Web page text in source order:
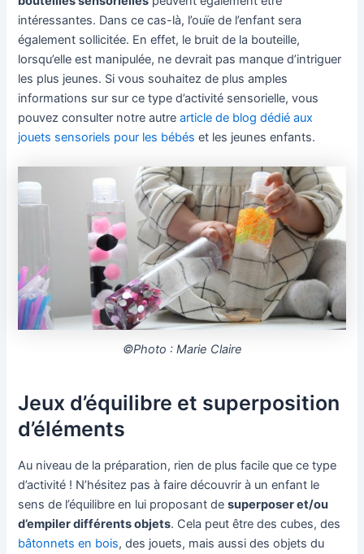
intéressantes. Dans ce cas-là, l’ouïe de l’enfant sera
également sollicitée. En effet, le bruit de la bouteille,
lorsqu’elle est manipulée, ne devrait pas manque d’intriguer
les plus jeunes. Si vous souhaitez de plus amples
informations sur sur ce type d’activité sensorielle, vous
pouvez consulter notre autrearticle de blog dédié aux
jouets sensoriels pour les bébés et les jeunes enfants.
©Photo : Marie Claire
Jeux d’équilibre et superposition
d’éléments
Au niveau de la préparation, rien de plus facile que ce type
d’activité ! N’hésitez pas à faire découvrir à un enfant le
sens de l’équilibre en lui proposant desuperposer et/ou
d’empiler différents objets. Cela peut être des cubes, des
bâtonnets en bois, des jouets, mais aussi des objets du